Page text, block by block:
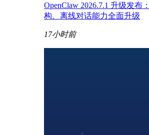
OpenClaw 2026.7.1 升级发布
构、离线对话能力全面升级
17小时前